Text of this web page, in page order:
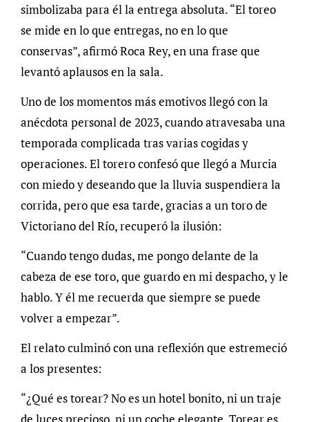
simbolizaba para él la entrega absoluta. “El toreo
se mide en lo que entregas, no en lo que
conservas”, afirmó Roca Rey, en una frase que
levantó aplausos en la sala.
Uno de los momentos más emotivos llegó con la
anécdota personal de 2023, cuando atravesaba una
temporada complicada tras varias cogidas y
operaciones. El torero confesó que llegó a Murcia
con miedo y deseando que la lluvia suspendiera la
corrida, pero que esa tarde, gracias a un toro de
Victoriano del Río, recuperó la ilusión:
“Cuando tengo dudas, me pongo delante de la
cabeza de ese toro, que guardo en mi despacho, y le
hablo. Y él me recuerda que siempre se puede
volver a empezar”.
El relato culminó con una reflexión que estremeció
a los presentes:
“¿Qué es torear? No es un hotel bonito, ni un traje
de luces precioso, ni un coche elegante. Torear es